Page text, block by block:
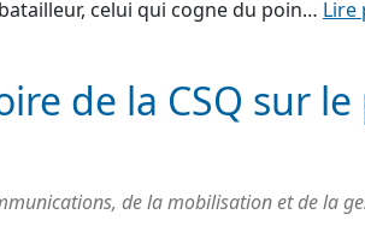
celui qui cogne du poin… Lire
de la CSQ sur
de la mobilisation et de la